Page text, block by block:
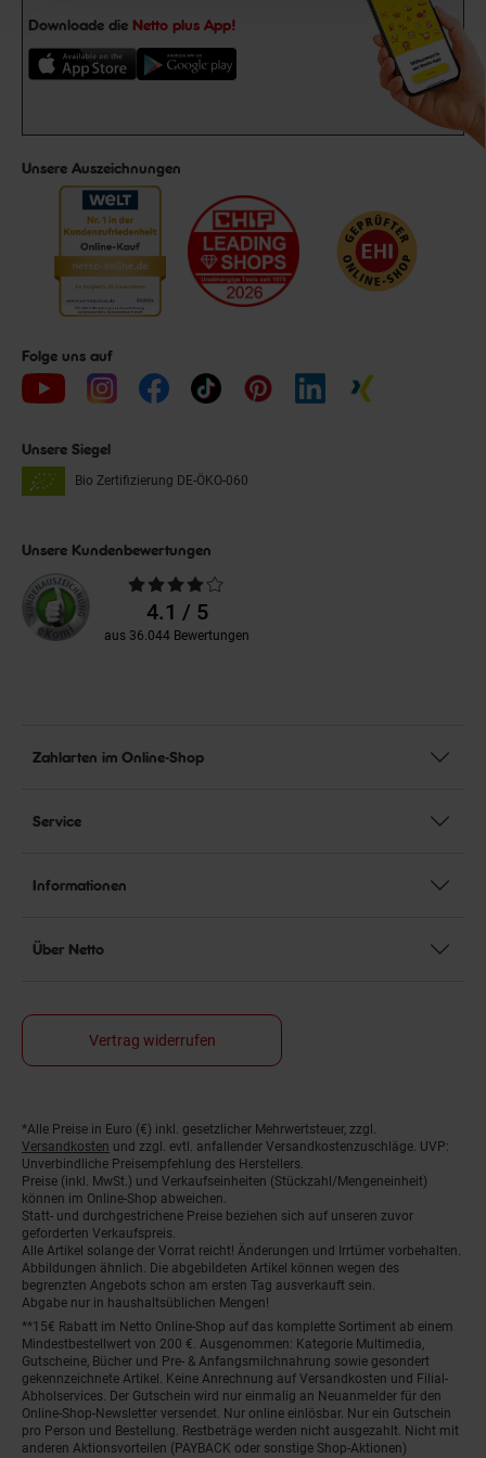
Downloade die Netto plus App!
Unsere Auszeichnungen
Folge uns auf
Unsere Siegel
Bio Zertifizierung DE-ÖKO-060
Unsere Kundenbewertungen
Durchschnittliche
Bewertungen4.1 / 5
aus 36.044 Bewertungen
Zahlarten im Online-Shop
Service
Informationen
Über Netto
Vertrag widerrufen
Fußnoten
*Alle Preise in Euro (€) inkl. gesetzlicher Mehrwertsteuer, zzgl.
Versandkosten und zzgl. evtl. anfallender Versandkostenzuschläge. UVP:
Unverbindliche Preisempfehlung des Herstellers.
Preise (inkl. MwSt.) und Verkaufseinheiten (Stückzahl/Mengeneinheit)
können im Online-Shop abweichen.
Statt- und durchgestrichene Preise beziehen sich auf unseren zuvor
geforderten Verkaufspreis.
Alle Artikel solange der Vorrat reicht! Änderungen und Irrtümer vorbehalten.
Abbildungen ähnlich. Die abgebildeten Artikel können wegen des
begrenzten Angebots schon am ersten Tag ausverkauft sein.
Abgabe nur in haushaltsüblichen Mengen!
**15€ Rabatt im Netto Online-Shop auf das komplette Sortiment ab einem
Mindestbestellwert von 200 €. Ausgenommen: Kategorie Multimedia,
Gutscheine, Bücher und Pre- & Anfangsmilchnahrung sowie gesondert
gekennzeichnete Artikel. Keine Anrechnung auf Versandkosten und Filial-
Abholservices. Der Gutschein wird nur einmalig an Neuanmelder für den
Online-Shop-Newsletter versendet. Nur online einlösbar. Nur ein Gutschein
pro Person und Bestellung. Restbeträge werden nicht ausgezahlt. Nicht mit
anderen Aktionsvorteilen (PAYBACK oder sonstige Shop-Aktionen)